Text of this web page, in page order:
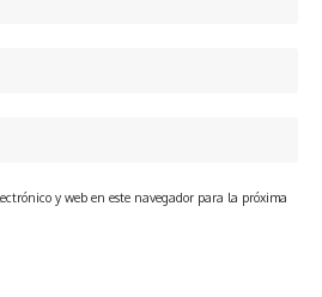
y web en este navegador para la próxima